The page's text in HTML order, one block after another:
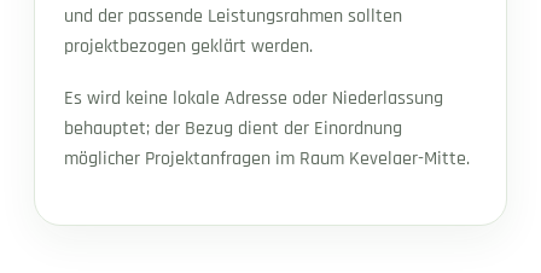
und der passende Leistungsrahmen sollten
projektbezogen geklärt werden.
Es wird keine lokale Adresse oder Niederlassung
behauptet; der Bezug dient der Einordnung
möglicher Projektanfragen im Raum Kevelaer-Mitte.